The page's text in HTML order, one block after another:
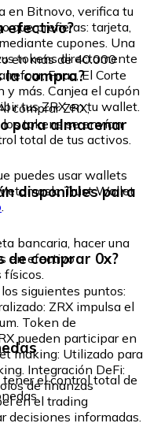
en Bitnovo, verifica tu
que prefieras: tarjeta,
cupones. Una
tokens directamente
efectivo?
en más de 40.000
Fnac, El Corte
y más. Canjea el cupón
tus ZRX en tu wallet.
la compra?
comprar ZRX,
tokens se envían
total de tus activos.
para almacenar
puedes usar wallets
Trust Wallet
.
disponibles para
bancaria, hacer una
en efectivo
de comprar 0x?
siguientes puntos:
ZRX impulsa el
Token de
pueden participar en
making: Utilizado para
Integración DeFi:
de finanzas
en el trading
decisiones informadas.
el control total de